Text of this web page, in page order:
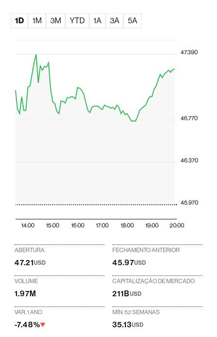
1D 1M 3M YTD 1A 3A 5A
14:00 15:00 16:00 17:00 18:00 19:00 20:00
45.970
46.370
46.770
47.390
ABERTURA
47.21USD
FECHAMENTO ANTERIOR
45.97USD
VOLUME
1.97M
CAPITALIZAÇÃO DE MERCADO
211BUSD
VAR. 1 ANO
-7.48%
MÍN. 52 SEMANAS
35.13USD